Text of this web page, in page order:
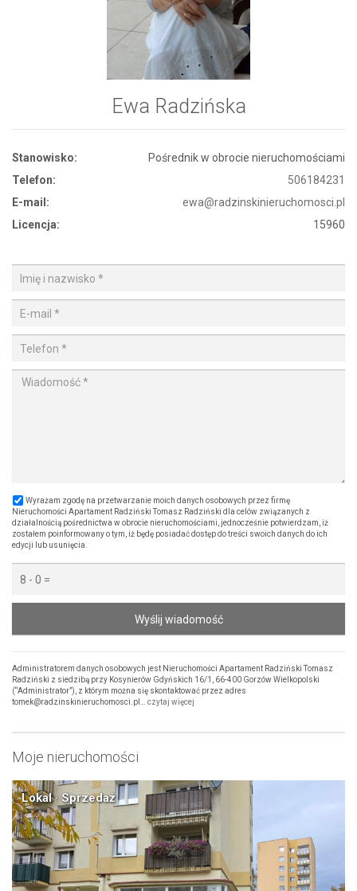
Ewa Radzińska
Stanowisko:
Pośrednik w obrocie nieruchomościami
Telefon:
506184231
E-mail:
ewa@radzinskinieruchomosci.pl
Licencja:
15960
Wyrażam zgodę na przetwarzanie moich danych osobowych przez firmę
Nieruchomości Apartament Radziński Tomasz Radziński dla celów związanych z
działalnością pośrednictwa w obrocie nieruchomościami, jednocześnie potwierdzam, iż
zostałem poinformowany o tym, iż będę posiadać dostęp do treści swoich danych do ich
edycji lub usunięcia.
Wyślij wiadomość
Administratorem danych osobowych jest Nieruchomości Apartament Radziński Tomasz
Radziński z siedzibą przy Kosynierów Gdyńskich 16/1, 66-400 Gorzów Wielkopolski
(“Administrator”), z którym można się skontaktować przez adres
tomek@radzinskinieruchomosci.pl… czytaj więcej
Moje nieruchomości
Lokal · Sprzedaż